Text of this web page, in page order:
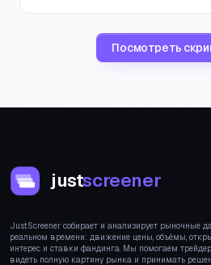
Посмотреть
justscreener
JustScreener собирает и анализирует рыночные
реальном времени: движение цены, объёмы,
интерес и ставки фандинга. Мы помогаем
видеть полную картину рынка и принимать